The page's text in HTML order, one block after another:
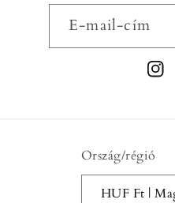
E-mail-cím
Ország/régió
HUF Ft |